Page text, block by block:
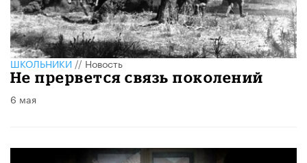
ШКОЛЬНИКИ//Новость
Не прервется связь поколений
6 мая